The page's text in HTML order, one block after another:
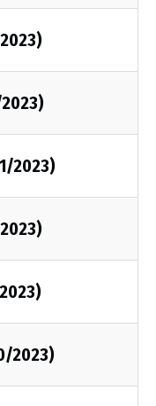
2023)
2023)